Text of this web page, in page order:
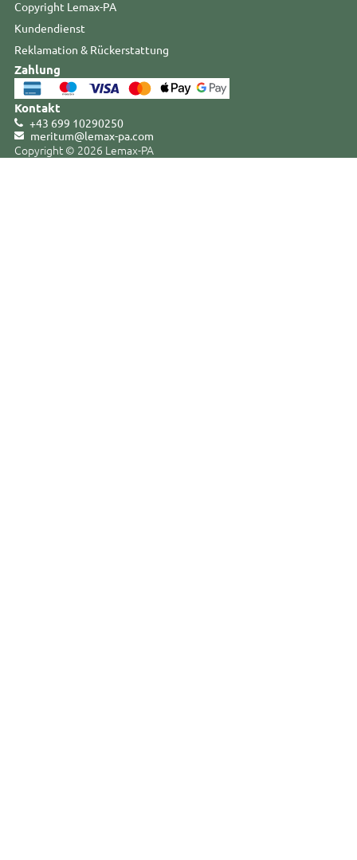
Copyright Lemax-PA
Kundendienst
Reklamation & Rückerstattung
Zahlung
Kontakt
+43 699 10290250
meritum@lemax-pa.com
Copyright © 2026 Lemax-PA